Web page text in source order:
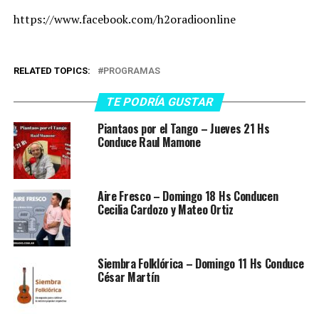
https://www.facebook.com/h2oradioonline
RELATED TOPICS: PROGRAMAS
TE PODRÍA GUSTAR
Piantaos por el Tango – Jueves 21 Hs
Conduce Raul Mamone
Aire Fresco – Domingo 18 Hs Conducen
Cecilia Cardozo y Mateo Ortiz
Siembra Folklórica – Domingo 11 Hs Conduce
César Martín